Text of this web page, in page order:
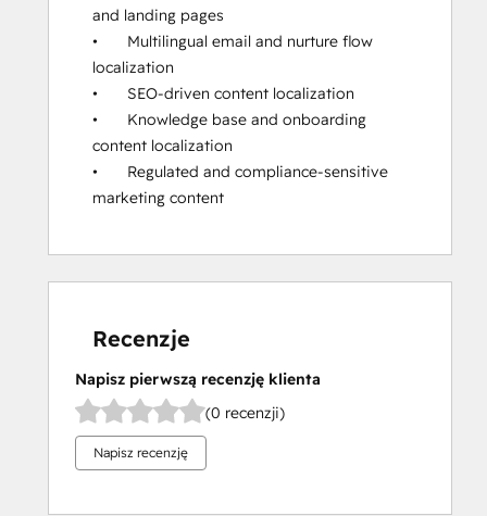
and landing pages
•	Multilingual email and nurture flow
localization
•	SEO-driven content localization
•	Knowledge base and onboarding
content localization
•	Regulated and compliance-sensitive
marketing content
Recenzje
Napisz pierwszą recenzję klienta
(0 recenzji)
Napisz recenzję